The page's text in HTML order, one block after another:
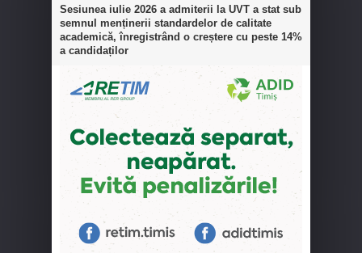
Sesiunea iulie 2026 a admiterii la UVT a stat sub
semnul menținerii standardelor de calitate
academică, înregistrând o creștere cu peste 14%
a candidaților